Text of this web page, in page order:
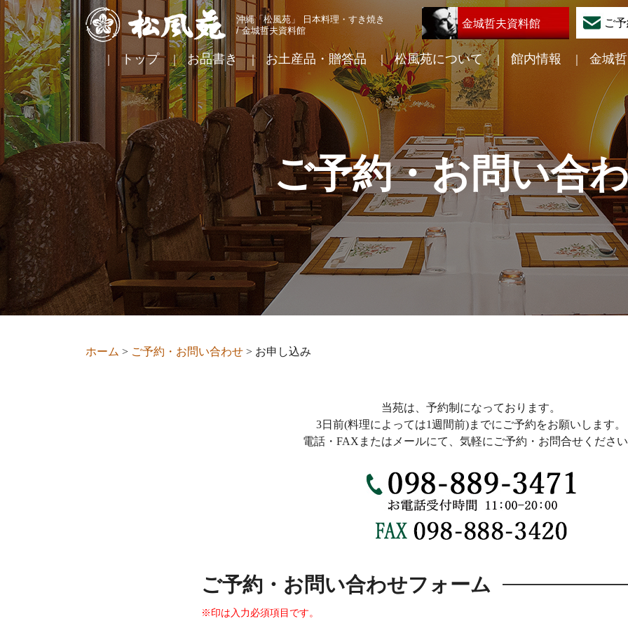
沖縄「松風苑」 日本料理・すき焼き
/ 金城哲夫資料館
松風苑
金城哲夫資料館 ご
トップ お品書き お土産品・贈答品 松風苑について 館内情報 金城
ホーム > ご予約・お問い合わせ > お申し込み
当苑は、予約制になっております。
3日前(料理によっては1週間前)までにご予約をお願いします。
電話・FAXまたはメールにて、気軽にご予約・お問合せくださ
ご予約・お問い合わせフォーム
※印は入力必須項目です。